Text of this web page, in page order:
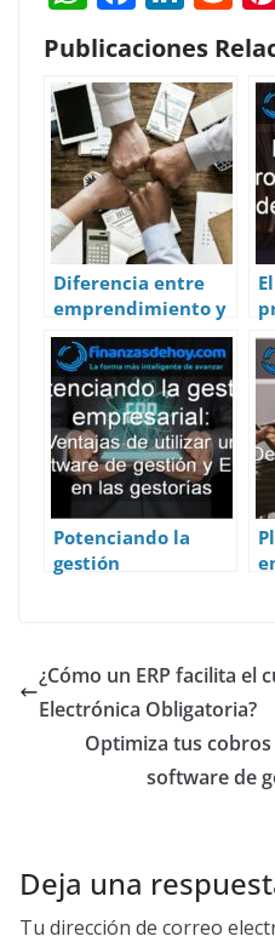
h
at
s
A
p
p
ac
e
b
o
o
k
k
e
dI
n
e
d
di
Publicaciones
Diferencia entre
emprendimiento y
empresa
Potenciando la
gestión
Gestión y ERP en las
gestorías
¿Cómo un ERP facilita el
Electrónica Obligatoria?
Optimiza tus
software de
Deja una
Tu dirección de correo